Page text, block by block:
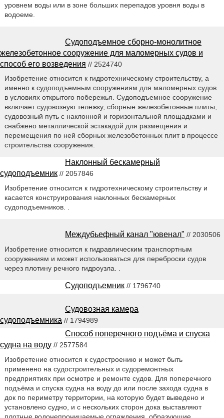
уровнем воды или в зоне больших перепадов уровня воды в
водоеме.
Судоподъемное сборно-монолитное
железобетонное сооружение для маломерных судов и
способ его возведения // 2524740
Изобретение относится к гидротехническому строительству, а
именно к судоподъемным cооружениям для маломерных судов
в условиях открытого побережья. Судоподъемное cооружение
включает судовозную тележку, сборные железобетонные плиты,
судовозный путь с наклонной и горизонтальной площадками и
снабжено металлической эстакадой для размещения и
перемещения по ней сборных железобетонных плит в процессе
строительства сооружения.
Наклонный бескамерный
судоподъемник // 2057846
Изобретение относится к гидротехническому строительству и
касается конструирования наклонных бескамерных
судоподъемников. .
Междубьефный канал "ювенал" // 2030506
Изобретение относится к гидравлическим транспортным
сооружениям и может использоваться для переброски судов
через плотину речного гидроузла. .
Судоподъемник // 1796740
Судовозная камера
судоподъемника // 1794989
Способ поперечного подъёма и спуска
судна на воду // 2577584
Изобретение относится к судостроению и может быть
применено на судостроительных и судоремонтных
предприятиях при осмотре и ремонте судов. Для поперечного
подъёма и спуска судна на воду до или после захода судна в
док по периметру территории, на которую будет выведено и
установлено судно, и с нескольких сторон дока выставляют